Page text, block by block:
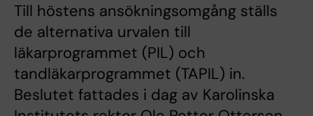
Till höstens ansökningsomgång ställs
de alternativa urvalen till
läkarprogrammet (PIL) och
tandläkarprogrammet (TAPIL) in.
Beslutet fattades i dag av Karolinska